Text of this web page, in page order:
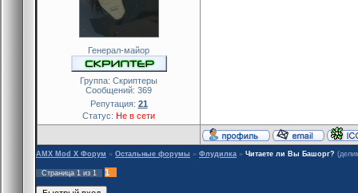
Генерал-майор
Группа: Скриптеры
Сообщений: 369
Репутация: 21
Статус: Не в сети
AMX Mod X Форум » Остальные форумы » Флудилка » Читаете ли Вы Башорг?
Страница 1 из 1 1